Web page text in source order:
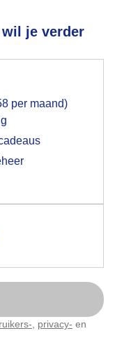
je verder
per maand)
privacy- en
23x bekeken
voor het
hebt gegeven,
browser waarin